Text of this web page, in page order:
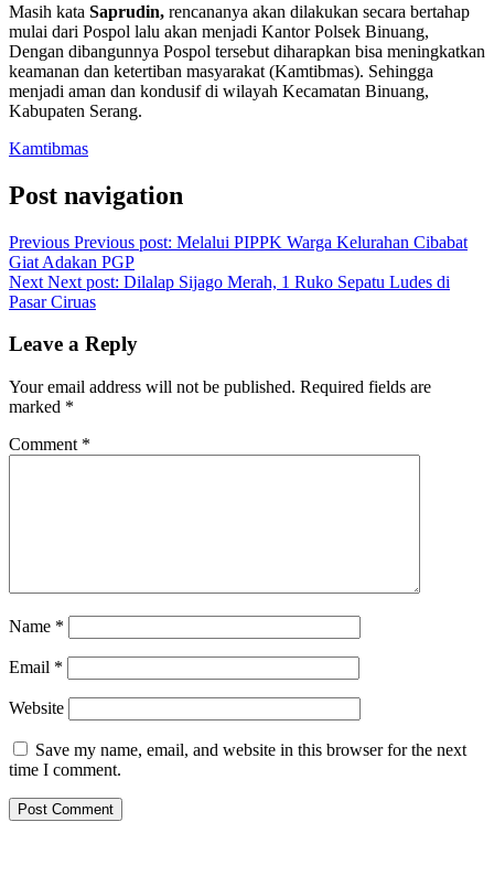
Masih kata Saprudin, rencananya akan dilakukan secara bertahap
mulai dari Pospol lalu akan menjadi Kantor Polsek Binuang,
Dengan dibangunnya Pospol tersebut diharapkan bisa meningkatkan
keamanan dan ketertiban masyarakat (Kamtibmas). Sehingga
menjadi aman dan kondusif di wilayah Kecamatan Binuang,
Kabupaten Serang.
Kamtibmas
Post navigation
Previous Previous post: Melalui PIPPK Warga Kelurahan Cibabat
Giat Adakan PGP
Next Next post: Dilalap Sijago Merah, 1 Ruko Sepatu Ludes di
Pasar Ciruas
Leave a Reply
Your email address will not be published. Required fields are
marked *
Comment *
Name *
Email *
Website
Save my name, email, and website in this browser for the next
time I comment.